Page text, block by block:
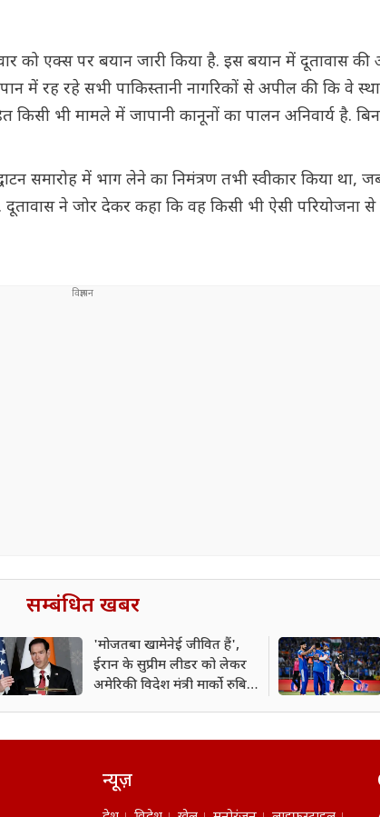
को एक्स पर बयान जारी किया है. इस बयान में दूतावास
में रह रहे सभी पाकिस्तानी नागरिकों से अपील की कि वे
किसी भी मामले में जापानी कानूनों का पालन अनिवार्य है.
समारोह में भाग लेने का निमंत्रण तभी स्वीकार किया
ने जोर देकर कहा कि वह किसी भी ऐसी परियोजना से
सम्बंधित खबर
'मोजतबा खामेनेई जीवित हैं',
ईरान के सुप्रीम लीडर को लेकर
अमेरिकी विदेश मंत्री मार्को रुबियो
न्यूज़